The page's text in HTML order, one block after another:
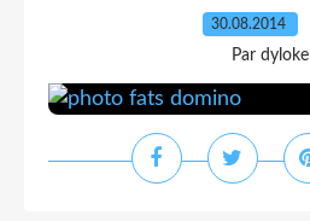
30.08.2014
Par dyloke